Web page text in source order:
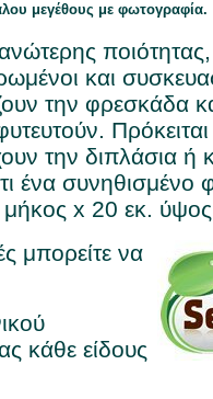
μεγέθους με φωτογραφία.
ποιότητας,
και
την φρεσκάδα
Πρόκειται
την διπλάσια
συνηθισμένο
μήκος x 20 εκ.
μπορείτε να
κάθε είδους